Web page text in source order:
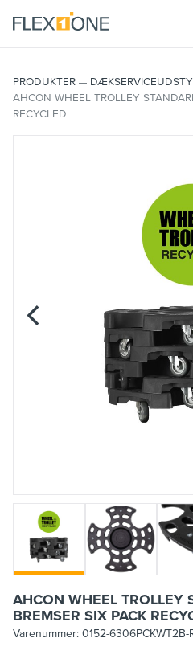
PRODUKTER
AHCON WHEEL TROLLEY
RECYCLED
AHCON WHEEL TROLLEY
BREMSER SIX PACK
Varenummer: 0152-6306PCKWT2B-